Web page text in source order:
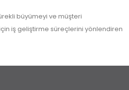
büyümeyi ve müşteri
iş geliştirme süreçlerini yönlendiren